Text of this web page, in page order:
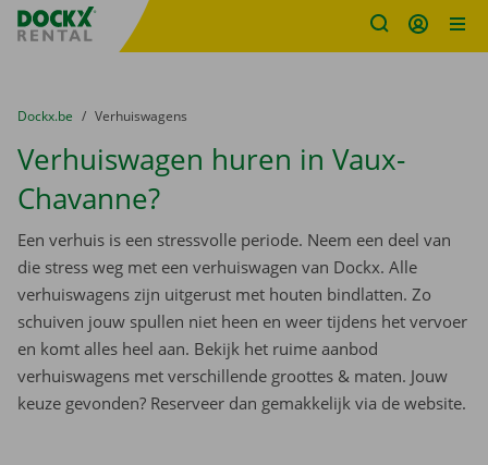
Fratello DEMO
U bevindt zich hier:
van
Dockx.be naar
Verhuiswagens
Verhuiswagen huren in Vaux-
Chavanne?
Een verhuis is een stressvolle periode. Neem een deel van
die stress weg met een verhuiswagen van Dockx. Alle
verhuiswagens zijn uitgerust met houten bindlatten. Zo
schuiven jouw spullen niet heen en weer tijdens het vervoer
en komt alles heel aan. Bekijk het ruime aanbod
verhuiswagens met verschillende groottes & maten. Jouw
keuze gevonden? Reserveer dan gemakkelijk via de website.